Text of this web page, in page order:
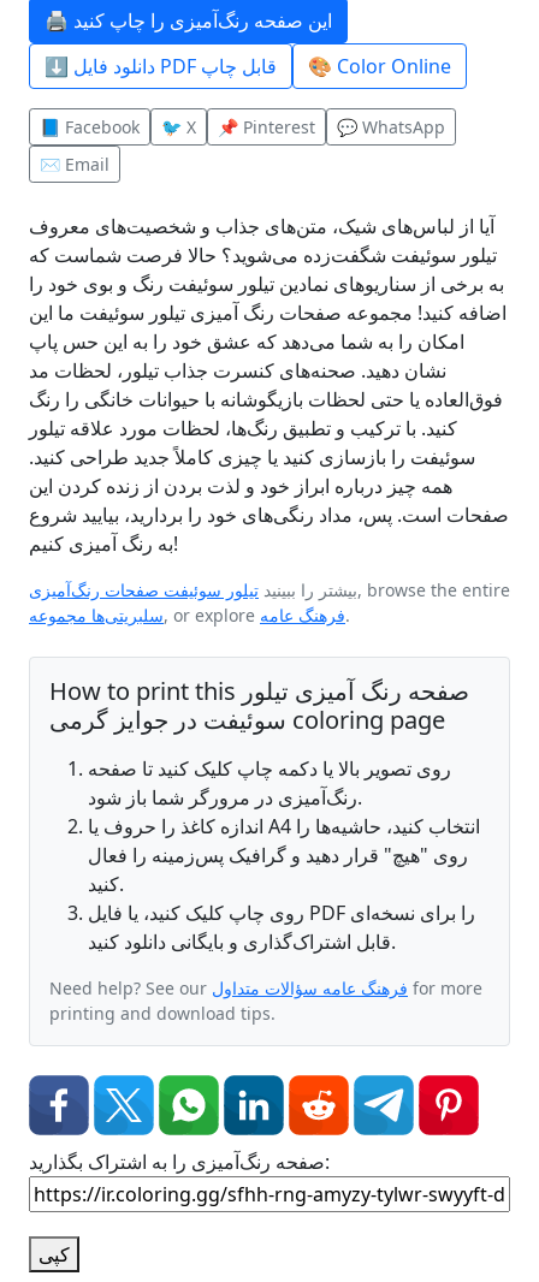
🖨️ این صفحه رنگ‌آمیزی را چاپ کنید
⬇️ دانلود فایل PDF قابل چاپ
🎨 Color Online
📘 Facebook 🐦 X 📌 Pinterest
💬 WhatsApp
✉️ Email
آیا از لباس‌های شیک، متن‌های جذاب و شخصیت‌های معروف
تیلور سوئیفت شگفت‌زده می‌شوید؟ حالا فرصت شماست که
به برخی از سناریوهای نمادین تیلور سوئیفت رنگ و بوی خود را
اضافه کنید! مجموعه صفحات رنگ آمیزی تیلور سوئیفت ما این
امکان را به شما می‌دهد که عشق خود را به این حس پاپ
نشان دهید. صحنه‌های کنسرت جذاب تیلور، لحظات مد
فوق‌العاده یا حتی لحظات بازیگوشانه با حیوانات خانگی را رنگ
کنید. با ترکیب و تطبیق رنگ‌ها، لحظات مورد علاقه تیلور
سوئیفت را بازسازی کنید یا چیزی کاملاً جدید طراحی کنید.
همه چیز درباره ابراز خود و لذت بردن از زنده کردن این
صفحات است. پس، مداد رنگی‌های خود را بردارید، بیایید شروع
به رنگ آمیزی کنیم!
بیشتر را ببینید تیلور سوئیفت صفحات رنگ‌آمیزی
, browse the entire
سلبریتی‌ها مجموعه, or explore فرهنگ عامه.
How to print this صفحه رنگ آمیزی تیلور
سوئیفت در جوایز گرمی coloring page
روی تصویر بالا یا دکمه چاپ کلیک کنید تا صفحه
رنگ‌آمیزی در مرورگر شما باز شود.
اندازه کاغذ را حروف یا A4 انتخاب کنید، حاشیه‌ها را
روی "هیچ" قرار دهید و گرافیک پس‌زمینه را فعال
کنید.
روی چاپ کلیک کنید، یا فایل PDF را برای نسخه‌ای
قابل اشتراک‌گذاری و بایگانی دانلود کنید.
Need help? See our فرهنگ عامه سؤالات متداول for more
printing and download tips.
صفحه رنگ‌آمیزی را به اشتراک بگذارید:
کپی